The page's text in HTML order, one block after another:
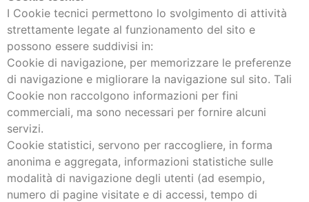
I Cookie tecnici permettono lo svolgimento di attività
strettamente legate al funzionamento del sito e
possono essere suddivisi in:
Cookie di navigazione, per memorizzare le preferenze
di navigazione e migliorare la navigazione sul sito. Tali
Cookie non raccolgono informazioni per fini
commerciali, ma sono necessari per fornire alcuni
servizi.
Cookie statistici, servono per raccogliere, in forma
anonima e aggregata, informazioni statistiche sulle
modalità di navigazione degli utenti (ad esempio,
numero di pagine visitate e di accessi, tempo di